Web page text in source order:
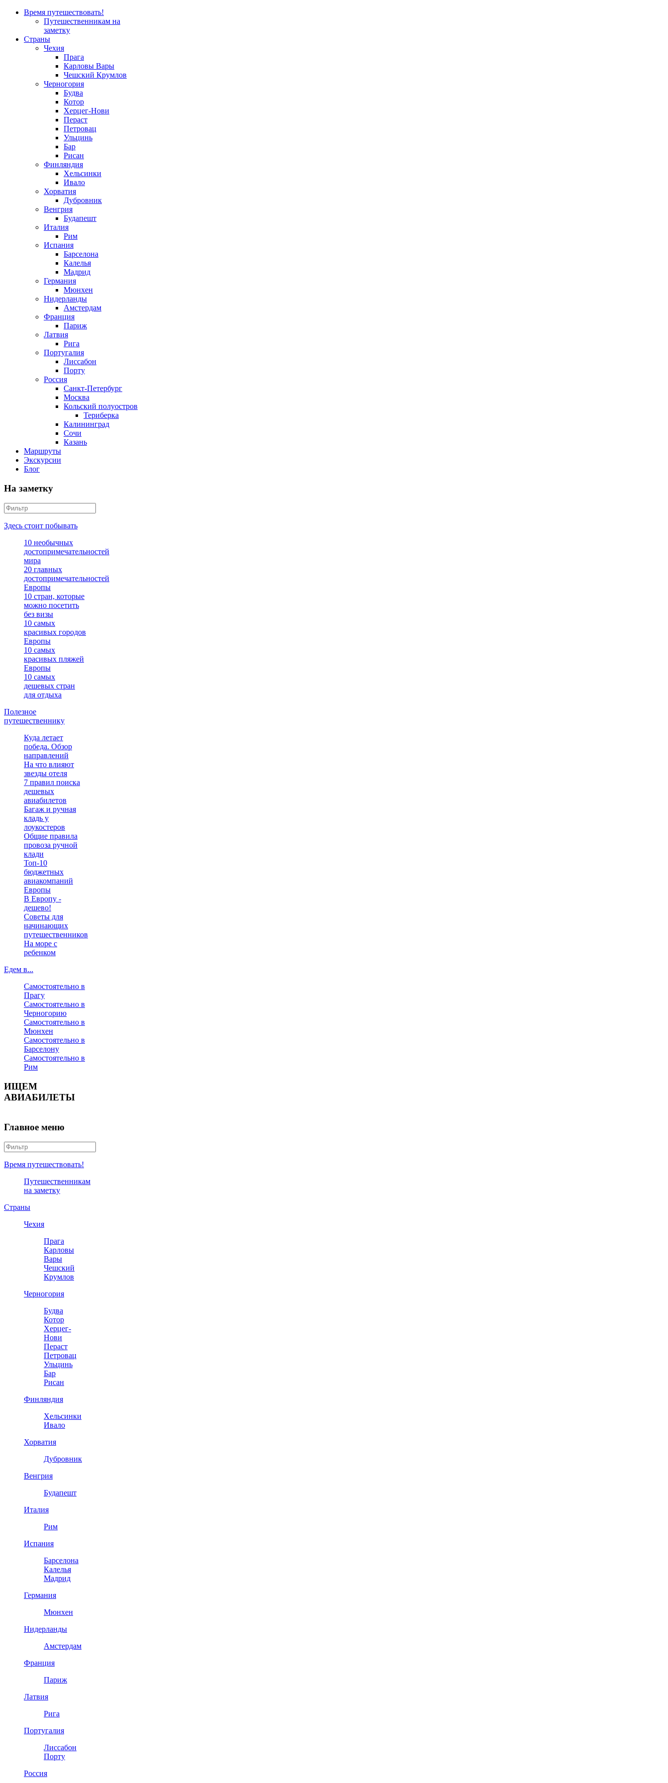
Время путешествовать!
Путешественникам на
заметку
Страны
Чехия
Прага
Карловы Вары
Чешский Крумлов
Черногория
Будва
Котор
Херцег-Нови
Пераст
Петровац
Ульцинь
Бар
Рисан
Финляндия
Хельсинки
Ивало
Хорватия
Дубровник
Венгрия
Будапешт
Италия
Рим
Испания
Барселона
Калелья
Мадрид
Германия
Мюнхен
Нидерланды
Амстердам
Франция
Париж
Латвия
Рига
Португалия
Лиссабон
Порту
Россия
Санкт-Петербург
Москва
Кольский полуостров
Териберка
Калининград
Сочи
Казань
Маршруты
Экскурсии
Блог
На заметку
Здесь стоит побывать
10 необычных
достопримечательностей
мира
20 главных
достопримечательностей
Европы
10 стран, которые
можно посетить
без визы
10 самых
красивых городов
Европы
10 самых
красивых пляжей
Европы
10 самых
дешевых стран
для отдыха
Полезное
путешественнику
Куда летает
победа. Обзор
направлений
На что влияют
звезды отеля
7 правил поиска
дешевых
авиабилетов
Багаж и ручная
кладь у
лоукостеров
Общие правила
провоза ручной
клади
Топ-10
бюджетных
авиакомпаний
Европы
В Европу -
дешево!
Советы для
начинающих
путешественников
На море с
ребенком
Едем в...
Самостоятельно в
Прагу
Самостоятельно в
Черногорию
Самостоятельно в
Мюнхен
Самостоятельно в
Барселону
Самостоятельно в
Рим
ИЩЕМ
АВИАБИЛЕТЫ
Главное меню
Время путешествовать!
Путешественникам
на заметку
Страны
Чехия
Прага
Карловы
Вары
Чешский
Крумлов
Черногория
Будва
Котор
Херцег-
Нови
Пераст
Петровац
Ульцинь
Бар
Рисан
Финляндия
Хельсинки
Ивало
Хорватия
Дубровник
Венгрия
Будапешт
Италия
Рим
Испания
Барселона
Калелья
Мадрид
Германия
Мюнхен
Нидерланды
Амстердам
Франция
Париж
Латвия
Рига
Португалия
Лиссабон
Порту
Россия